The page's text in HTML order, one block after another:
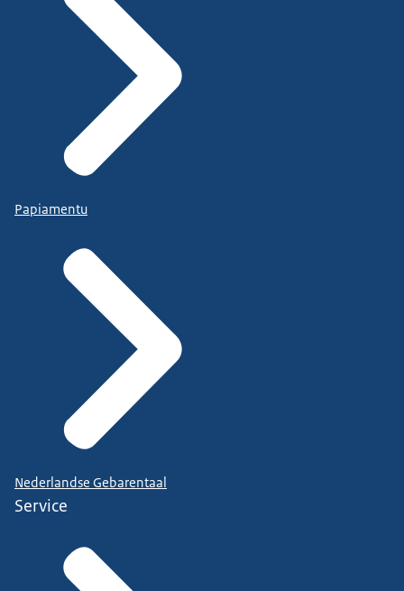
Papiamentu
Nederlandse Gebarentaal
Service